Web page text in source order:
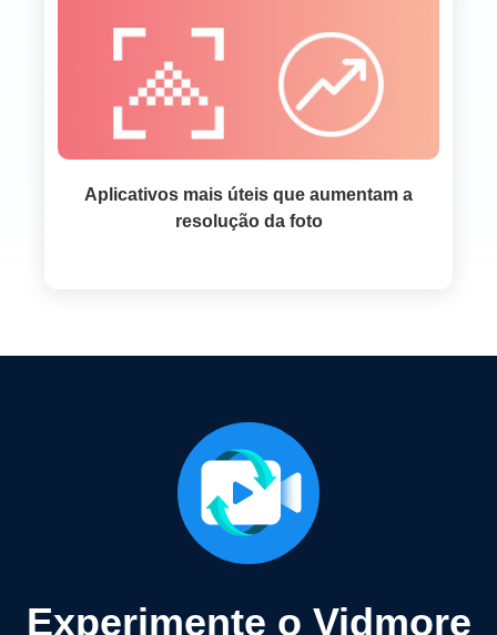
Aplicativos mais úteis que aumentam a
resolução da foto
Experimente o Vidmore